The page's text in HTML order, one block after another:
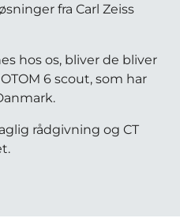
fra Carl Zeiss
hos os, bliver de bliver
6 scout, som har
rådgivning og CT